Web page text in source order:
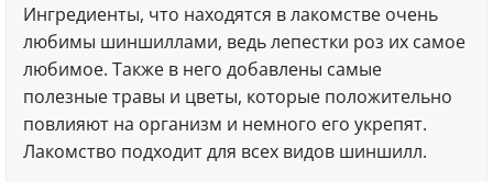
Ингредиенты, что находятся в лакомстве очень
любимы шиншиллами, ведь лепестки роз их самое
любимое. Также в него добавлены самые
полезные травы и цветы, которые положительно
повлияют на организм и немного его укрепят.
Лакомство подходит для всех видов шиншилл.